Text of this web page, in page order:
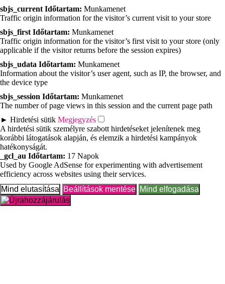
sbjs_current Időtartam: Munkamenet
Traffic origin information for the visitor’s current visit to your store
sbjs_first Időtartam: Munkamenet
Traffic origin information for the visitor’s first visit to your store (only
applicable if the visitor returns before the session expires)
sbjs_udata Időtartam: Munkamenet
Information about the visitor’s user agent, such as IP, the browser, and
the device type
sbjs_session Időtartam: Munkamenet
The number of page views in this session and the current page path
► Hirdetési sütik Megjegyzés
A hirdetési sütik személyre szabott hirdetéseket jelenítenek meg
korábbi látogatások alapján, és elemzik a hirdetési kampányok
hatékonyságát.
_gcl_au Időtartam: 17 Napok
Used by Google AdSense for experimenting with advertisement
efficiency across websites using their services.
Mind elutasítása Beállítások mentése Mind elfogadása